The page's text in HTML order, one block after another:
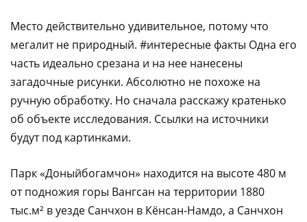
Место действительно удивительное, потому что
мегалит не природный. #интересные факты Одна его
часть идеально срезана и на нее нанесены
загадочные рисунки. Абсолютно не похоже на
ручную обработку. Но сначала расскажу кратенько
об объекте исследования. Ссылки на источники
будут под картинками.
Парк «Доныйбогамчон» находится на высоте 480 м
от подножия горы Вангсан на территории 1880
тыс.м² в уезде Санчхон в Кёнсан-Намдо, а Санчхон